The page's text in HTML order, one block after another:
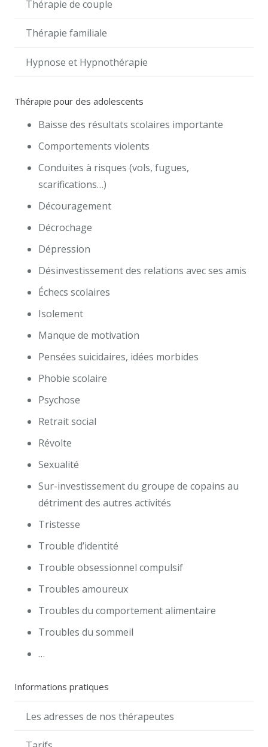
Thérapie de couple
Thérapie familiale
Hypnose et Hypnothérapie
Thérapie pour des adolescents
Baisse des résultats scolaires importante
Comportements violents
Conduites à risques (vols, fugues,
scarifications…)
Découragement
Décrochage
Dépression
Désinvestissement des relations avec ses amis
Échecs scolaires
Isolement
Manque de motivation
Pensées suicidaires, idées morbides
Phobie scolaire
Psychose
Retrait social
Révolte
Sexualité
Sur-investissement du groupe de copains au
détriment des autres activités
Tristesse
Trouble d’identité
Trouble obsessionnel compulsif
Troubles amoureux
Troubles du comportement alimentaire
Troubles du sommeil
…
Informations pratiques
Les adresses de nos thérapeutes